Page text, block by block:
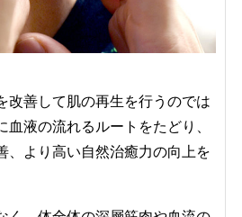
改善して肌の再生を行うのでは
血液の流れるルートをたどり、
、より高い自然治癒力の向上を